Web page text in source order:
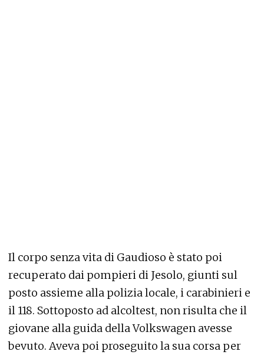
Il corpo senza vita di Gaudioso è stato poi
recuperato dai pompieri di Jesolo, giunti sul
posto assieme alla polizia locale, i carabinieri e
il 118. Sottoposto ad alcoltest, non risulta che il
giovane alla guida della Volkswagen avesse
bevuto. Aveva poi proseguito la sua corsa per